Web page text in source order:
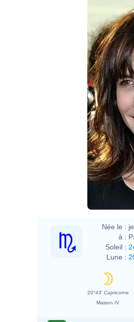
Née le :
à :
Soleil :
Lune :
20°43' Capricorne
Maison IV